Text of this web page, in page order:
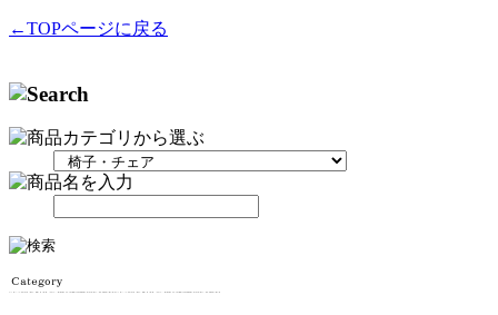
←TOPページに戻る